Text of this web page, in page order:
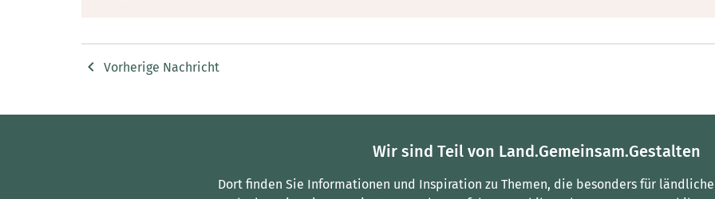
Vorherige Nachricht
Wir sind Teil von Land.Gemeinsam.Gestalten
Dort finden Sie Informationen und Inspiration zu Themen, die besonders für